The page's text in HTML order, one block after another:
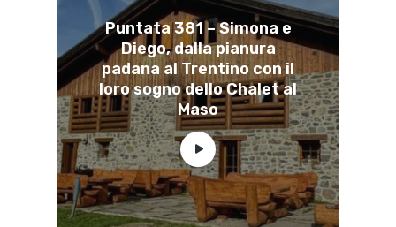
Puntata 381 – Simona e
Diego, dalla pianura
padana al Trentino con il
loro sogno dello Chalet al
Maso